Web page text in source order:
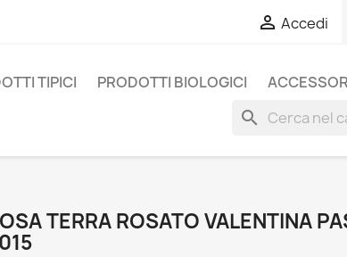
 Accedi
TIPICI PRODOTTI BIOLOGICI
search
TERRA ROSATO VALENTINA